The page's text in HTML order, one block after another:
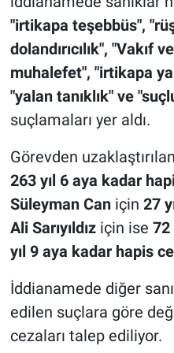
"irtikapa teşebbüs",
dolandırıcılık", "Vakıf
muhalefet", "irtikapa
"yalan tanıklık" ve
suçlamaları yer aldı.
Görevden uzaklaştırılan
263 yıl 6 aya kadar
Süleyman Caniçin 27
Ali Sarıyıldıziçin ise 72
yıl 9 aya kadar hapis
İddianamede diğer
edilen suçlara göre
cezaları talep ediliyor.